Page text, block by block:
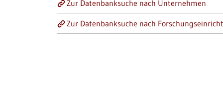
Zur Datenbanksuche nach Unternehmen
Zur Datenbanksuche nach